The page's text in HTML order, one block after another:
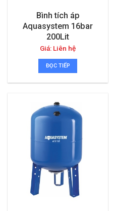
Bình tích áp
Aquasystem 16bar
200Lit
Giá: Liên hệ
ĐỌC TIẾP